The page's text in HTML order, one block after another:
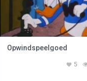
Opwindspeelgoed
5